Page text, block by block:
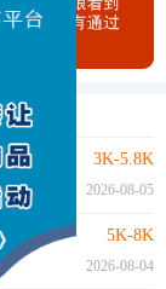
3K-5.8K
2026-08-05
5K-8K
2026-08-04